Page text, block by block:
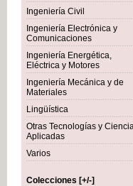
Ingeniería Civil
Ingeniería Electrónica y
Comunicaciones
Ingeniería Energética,
Eléctrica y Motores
Ingeniería Mecánica y de
Materiales
Lingüística
Otras Tecnologías y
Aplicadas
Varios
Colecciones [+/-]